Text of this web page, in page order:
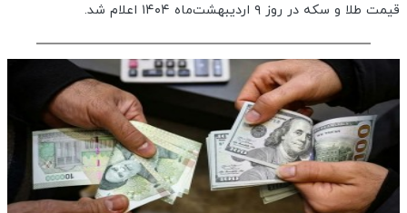
قیمت طلا و سکه در روز ۹ اردیبهشت‌ماه ۱۴۰۴ اعلام شد.